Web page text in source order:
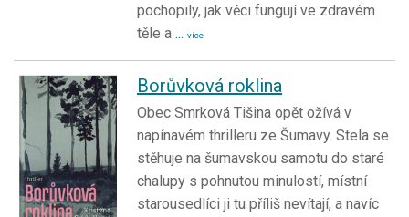
pochopily, jak věci fungují ve zdravém
těle a ... více
Borůvková roklina
Obec Smrková Tišina opět ožívá v
napínavém thrilleru ze Šumavy. Stela se
stěhuje na šumavskou samotu do staré
chalupy s pohnutou minulostí, místní
starousedlíci ji tu příliš nevítají, a navíc